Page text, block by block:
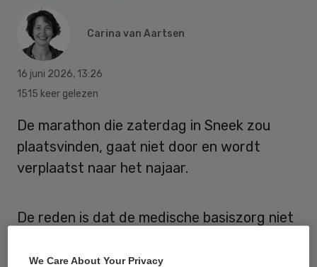
Carina van Aartsen
16 juni 2026, 13:26
1515 keer gelezen
De marathon die zaterdag in Sneek zou
plaatsvinden, gaat niet door en wordt
verplaatst naar het najaar.
De reden is dat de medische basiszorg niet
meldt de organisatie.
We Care About Your Privacy